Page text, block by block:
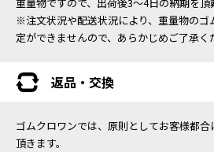
重量物ですので、出荷後3～4日の納期を頂
※注文状況や配送状況により、重量物のゴ
定ができませんので、あらかじめご了承く
返品・交換
ゴムクロワンでは、原則としてお客様都
頂きます。